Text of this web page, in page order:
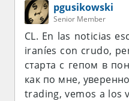
pgusikowski
Senior Member
CL. En las noticias
iraníes con crudo,
старта с гепом в
как по мне,
trading, vemos a los